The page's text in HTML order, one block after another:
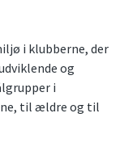
i klubberne, der
og
i
til ældre og til